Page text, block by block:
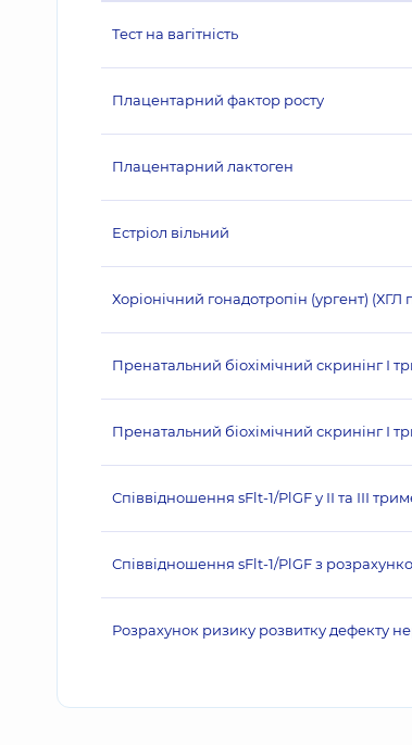
Тест на вагітність
Плацентарний фактор росту
Плацентарний лактоген
Естріол вільний
Хоріонічний гонадотропін (ургент) (ХГЛ
Пренатальний біохімічний скринінг І
Пренатальний біохімічний скринінг І
Співвідношення sFlt-1/PlGF у ІІ та ІІІ
Співвідношення sFlt-1/PlGF з
Розрахунок ризику розвитку дефекту